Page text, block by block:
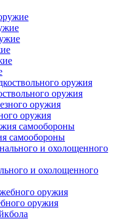
оружия
оружия
самообороны
и охолощенного
оружия